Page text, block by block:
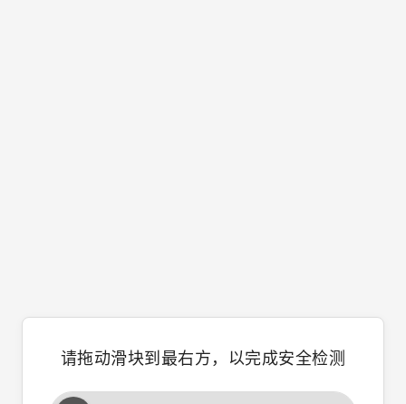
请拖动滑块到最右方，以完成安全检测